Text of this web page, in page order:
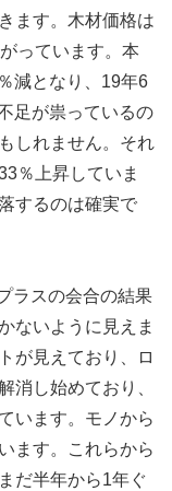
ます。木材価格は
っています。本
減となり、19年6
足が祟っているの
しれません。それ
％上昇していま
するのは確実で
ラスの会合の結果
ないように見えま
が見えており、ロ
消し始めており、
います。モノから
ます。これらから
だ半年から1年ぐ